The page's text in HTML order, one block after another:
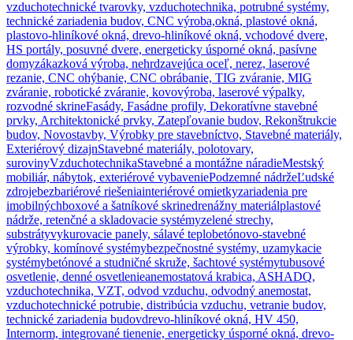
vzduchotechnické tvarovky, vzduchotechnika, potrubné systémy,
technické zariadenia budov, CNC výroba,okná, plastové okná,
plastovo-hliníkové okná, drevo-hliníkové okná, vchodové dvere,
HS portály, posuvné dvere, energeticky úsporné okná, pasívne
domyzákazková výroba, nehrdzavejúca oceľ, nerez, laserové
rezanie, CNC ohýbanie, CNC obrábanie, TIG zváranie, MIG
zváranie, robotické zváranie, kovovýroba, laserové výpalky,
rozvodné skrineFasády, Fasádne profily, Dekoratívne stavebné
prvky, Architektonické prvky, Zatepľovanie budov, Rekonštrukcie
budov, Novostavby, Výrobky pre stavebníctvo, Stavebné materiály,
Exteriérový dizajnStavebné materiály, polotovary,
surovinyVzduchotechnikaStavebné a montážne náradieMestský
mobiliár, nábytok, exteriérové vybaveniePodzemné nádržeĽudské
zdrojebezbariérové riešeniainteriérové omietkyzariadenia pre
imobilnýchboxové a šatníkové skrinedrenážny materiálplastové
nádrže, retenčné a skladovacie systémyzelené strechy,
substrátyvykurovacie panely, sálavé teplobetónovo-stavebné
výrobky, komínové systémybezpečnostné systémy, uzamykacie
systémybetónové a studničné skruže, šachtové systémytubusové
osvetlenie, denné osvetlenieanemostatová krabica, ASHADQ,
vzduchotechnika, VZT, odvod vzduchu, odvodný anemostat,
vzduchotechnické potrubie, distribúcia vzduchu, vetranie budov,
technické zariadenia budovdrevo-hliníkové okná, HV 450,
Internorm, integrované tienenie, energeticky úsporné okná, drevo-